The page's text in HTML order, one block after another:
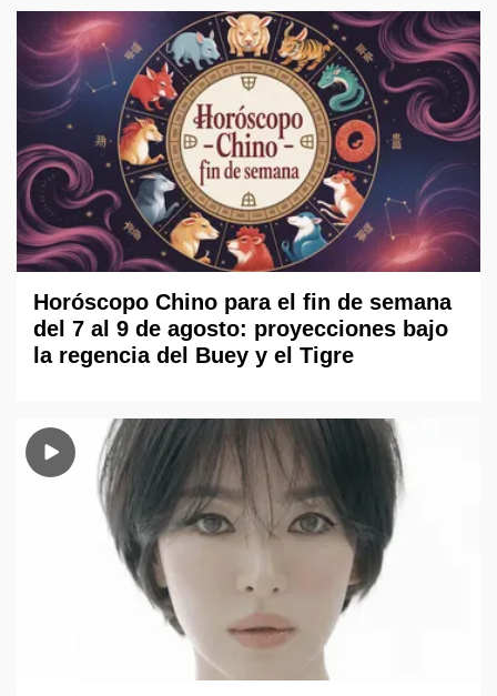
Horóscopo Chino para el fin de semana
del 7 al 9 de agosto: proyecciones bajo
la regencia del Buey y el Tigre